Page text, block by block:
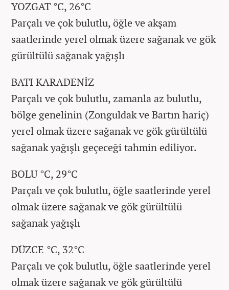
YOZGAT °C, 26°C
Parçalı ve çok bulutlu, öğle ve akşam
saatlerinde yerel olmak üzere sağanak ve gök
gürültülü sağanak yağışlı
BATI KARADENİZ
Parçalı ve çok bulutlu, zamanla az bulutlu,
bölge genelinin (Zonguldak ve Bartın hariç)
yerel olmak üzere sağanak ve gök gürültülü
sağanak yağışlı geçeceği tahmin ediliyor.
BOLU °C, 29°C
Parçalı ve çok bulutlu, öğle saatlerinde yerel
olmak üzere sağanak ve gök gürültülü
sağanak yağışlı
DÜZCE °C, 32°C
Parçalı ve çok bulutlu, öğle saatlerinde yerel
olmak üzere sağanak ve gök gürültülü